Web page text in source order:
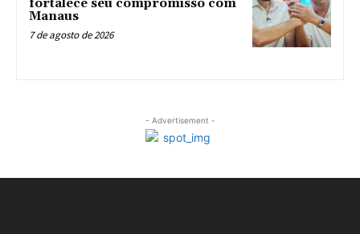
fortalece seu compromisso com
Manaus
7 de agosto de 2026
- Advertisement -